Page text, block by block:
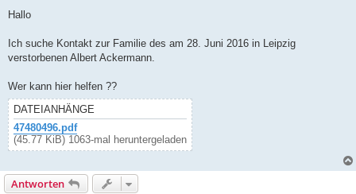
i
a
Hallo
Ich suche Kontakt zur Familie des am 28. Juni 2016 in Leipzig
verstorbenen Albert Ackermann.
Wer kann hier helfen ??
DATEIANHÄNGE
47480496.pdf
(45.77 KiB) 1063-mal heruntergeladen
Antworten